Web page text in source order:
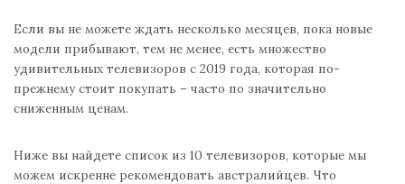
Если вы не можете ждать несколько месяцев, пока новые
модели прибывают, тем не менее, есть множество
удивительных телевизоров с 2019 года, которая по-
прежнему стоит покупать – часто по значительно
сниженным ценам.
Ниже вы найдете список из 10 телевизоров, которые мы
можем искренне рекомендовать австралийцев. Что